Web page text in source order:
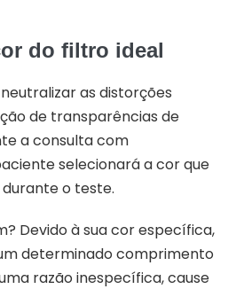
do filtro ideal
as distorções
de transparências de
a consulta com
selecionará a cor que
o teste.
Devido à sua cor específica,
determinado comprimento
razão inespecífica, cause